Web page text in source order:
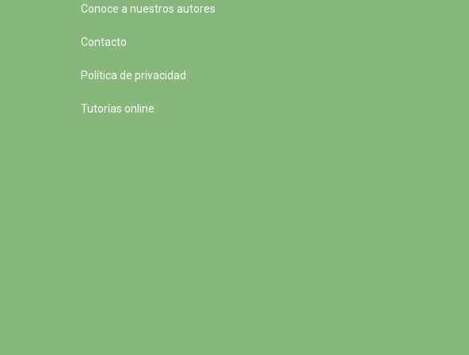
Conoce a nuestros autores
Contacto
Política de privacidad
Tutorías online